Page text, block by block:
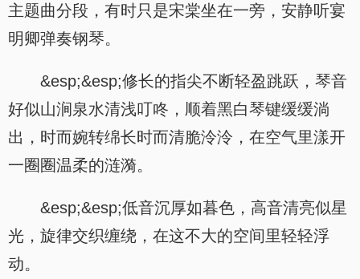
主题曲分段，有时只是宋棠坐在一旁，安静听宴
明卿弹奏钢琴。
&esp;&esp;修长的指尖不断轻盈跳跃，琴音
好似山涧泉水清浅叮咚，顺着黑白琴键缓缓淌
出，时而婉转绵长时而清脆泠泠，在空气里漾开
一圈圈温柔的涟漪。
&esp;&esp;低音沉厚如暮色，高音清亮似星
光，旋律交织缠绕，在这不大的空间里轻轻浮
动。